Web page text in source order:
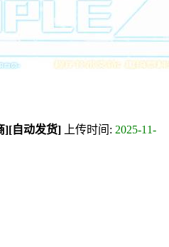
][自动发货] 上传时间: 2025-11-